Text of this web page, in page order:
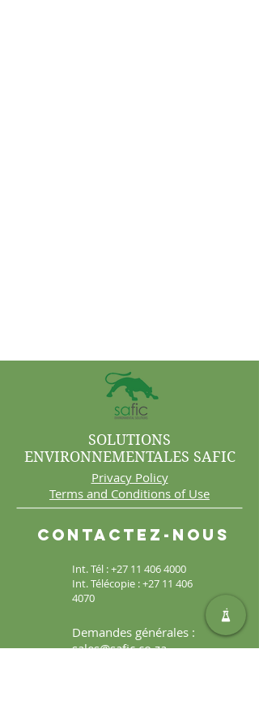
Int. Tél :+27 11 406 4000
Int. Télécopie :+27 11 406
4070
Contactez-nous
Demandes générales :
sales@safic.co.za
SOLUTIONS
ENVIRONNEMENTALES SAFIC
Privacy Policy
Terms and Conditions of Use